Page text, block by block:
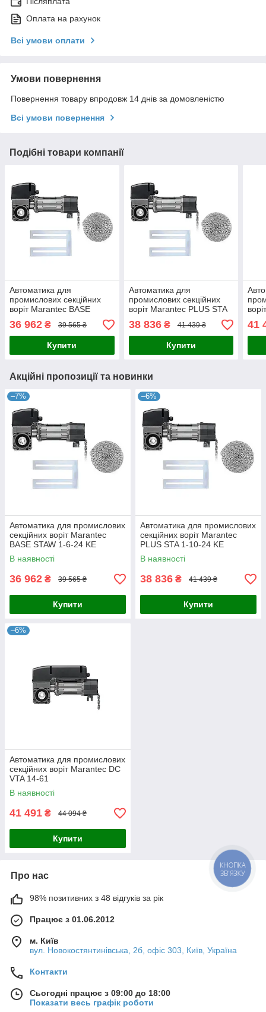
Оплата на рахунок
Всі умови оплати
Умови повернення
Повернення товару впродовж 14 днів за домовленістю
Всі умови повернення
Подібні товари компанії
Автоматика для
промислових секційних
воріт Marantec BASE
36 962 ₴ 39 565 ₴
Купити
Автоматика для
промислових секційних
воріт Marantec PLUS STA
38 836₴ 41 439 ₴
Купити
41
Акційні пропозиції та новинки
–7%
Автоматика для промислових
секційних воріт Marantec
BASE STAW 1-6-24 KE
В наявності
36 962 ₴ 39 565 ₴
Купити
–6%
Автоматика для промислових
секційних воріт Marantec
PLUS STA 1-10-24 KE
В наявності
38 836 ₴ 41 439 ₴
Купити
–6%
Автоматика для промислових
секційних воріт Marantec DC
VTA 14-61
В наявності
41 491 ₴ 44 094 ₴
Купити
Про нас
98% позитивних з 48 відгуків за рік
Працює з 01.06.2012
м. Київ
вул. Новокостянтинівська, 2б, офіс 303, Київ, Україна
Контакти
Сьогодні працює з 09:00 до 18:00
Показати весь графік роботи
КНОПКА
ЗВ'ЯЗКУ